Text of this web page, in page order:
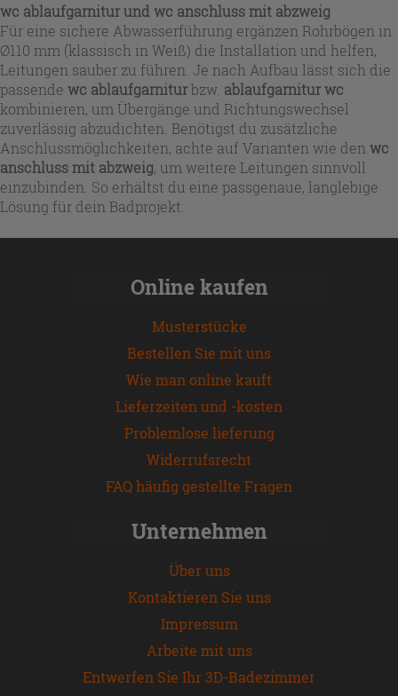
wc ablaufgarnitur und wc anschluss mit abzweig
Für eine sichere Abwasserführung ergänzen Rohrbögen in
Ø110 mm (klassisch in Weiß) die Installation und helfen,
Leitungen sauber zu führen. Je nach Aufbau lässt sich die
passende wc ablaufgarniturbzw. ablaufgarnitur wc
kombinieren, um Übergänge und Richtungswechsel
zuverlässig abzudichten. Benötigst du zusätzliche
Anschlussmöglichkeiten, achte auf Varianten wie den wc
anschluss mit abzweig, um weitere Leitungen sinnvoll
einzubinden. So erhältst du eine passgenaue, langlebige
Lösung für dein Badprojekt.
Online kaufen
Musterstücke
Bestellen Sie mit uns
Wie man online kauft
Lieferzeiten und -kosten
Problemlose lieferung
Widerrufsrecht
FAQ häufig gestellte Fragen
Unternehmen
Über uns
Kontaktieren Sie uns
Impressum
Arbeite mit uns
Entwerfen Sie Ihr 3D-Badezimmer